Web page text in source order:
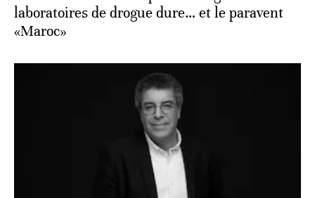
laboratoires de drogue dure… et le paravent
«Maroc»